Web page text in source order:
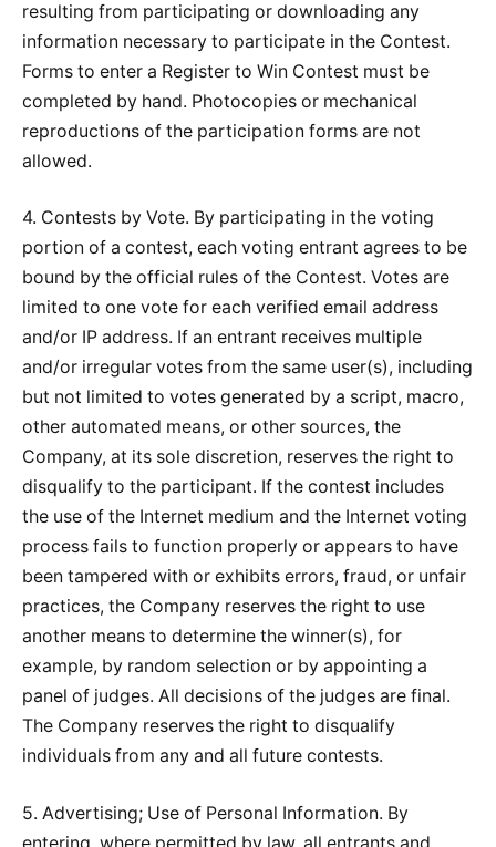
resulting from participating or downloading any
information necessary to participate in the Contest.
Forms to enter a Register to Win Contest must be
completed by hand. Photocopies or mechanical
reproductions of the participation forms are not
allowed.
4. Contests by Vote. By participating in the voting
portion of a contest, each voting entrant agrees to be
bound by the official rules of the Contest. Votes are
limited to one vote for each verified email address
and/or IP address. If an entrant receives multiple
and/or irregular votes from the same user(s), including
but not limited to votes generated by a script, macro,
other automated means, or other sources, the
Company, at its sole discretion, reserves the right to
disqualify to the participant. If the contest includes
the use of the Internet medium and the Internet voting
process fails to function properly or appears to have
been tampered with or exhibits errors, fraud, or unfair
practices, the Company reserves the right to use
another means to determine the winner(s), for
example, by random selection or by appointing a
panel of judges. All decisions of the judges are final.
The Company reserves the right to disqualify
individuals from any and all future contests.
5. Advertising; Use of Personal Information. By
entering, where permitted by law, all entrants and